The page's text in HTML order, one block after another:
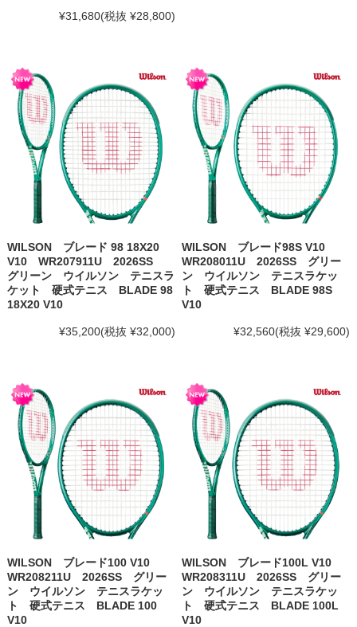
¥31,680(税抜 ¥28,800)
WILSON ブレード 98 18X20
V10 WR207911U 2026SS
グリーン ウイルソン テニスラ
ケット 硬式テニス BLADE 98
18X20 V10
¥35,200(税抜 ¥32,000)
WILSON ブレード98S V10
WR208011U 2026SS グリー
ン ウイルソン テニスラケッ
ト 硬式テニス BLADE 98S
V10
¥32,560(税抜 ¥29,600)
WILSON ブレード100 V10
WR208211U 2026SS グリー
ン ウイルソン テニスラケッ
ト 硬式テニス BLADE 100
V10
WILSON ブレード100L V10
WR208311U 2026SS グリー
ン ウイルソン テニスラケッ
ト 硬式テニス BLADE 100L
V10